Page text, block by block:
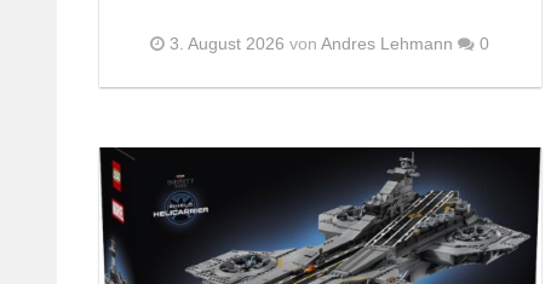
3. August 2026 vonAndres Lehmann 0